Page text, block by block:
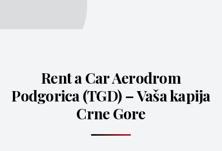
Rent a Car Aerodrom
Podgorica (TGD) – Vaša kapija
Crne Gore